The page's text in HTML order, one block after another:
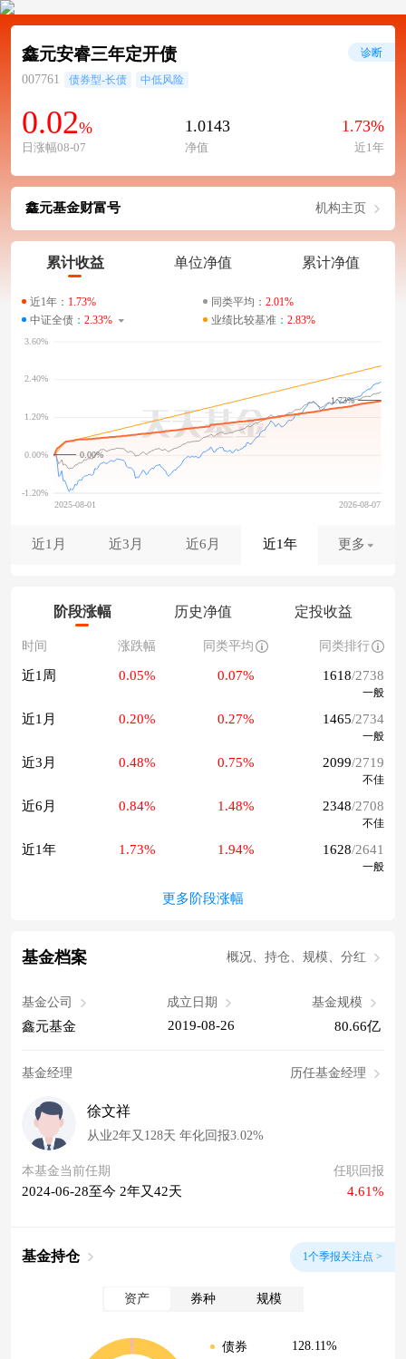
鑫元安睿三年定开债
007761 债券型-长债 中低风险
0.02%
日涨幅08-07
1.0143
净值
1.73%
近1年
诊断
鑫元基金财富号 机构主页
累计收益 单位净值 累计净值
近1年： 1.73% 同类平均： 2.01%
中证全债： 2.33% 业绩比较基准： 2.83%
0.00%
1.73%
近1月 近3月 近6月 近1年 更多
阶段涨幅 历史净值 定投收益
时间 涨跌幅 同类平均 同类排行
近1周 0.05% 0.07% 1618/2738
一般
近1月 0.20% 0.27% 1465/2734
一般
近3月 0.48% 0.75% 2099/2719
不佳
近6月 0.84% 1.48% 2348/2708
不佳
近1年 1.73% 1.94% 1628/2641
一般
更多阶段涨幅
基金档案 概况、持仓、规模、分红
基金公司
鑫元基金
成立日期
2019-08-26
基金规模
80.66亿
基金经理 历任基金经理
徐文祥
从业2年又128天 年化回报3.02%
本基金当前任期
2024-06-28至今 2年又42天
任职回报
4.61%
基金持仓 1个季报关注点 >
资产 券种 规模
债券
128.11%